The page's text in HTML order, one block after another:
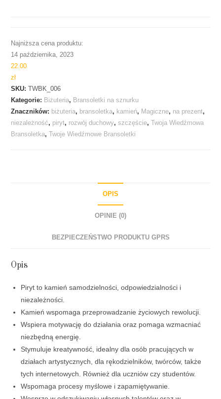
Najniższa cena produktu:
14 października, 2023
22.00
zł
SKU:TWBK_006
Kategorie: Biżuteria, Bransoletki na sznurku
Znaczników: biżuteria, bransoletka, kamień, Magiczne, na prezent,
niezależność, piryt, rozwój duchowy,szczęście,Twoja Wiedźmowa
Bransoletka,Twoje Wiedźmowe Bransoletki
OPIS
OPINIE (0)
BEZPIECZEŃSTWO PRODUKTU GPRS
Opis
Piryt to kamień samodzielności, odpowiedzialności i
niezależności.
Kamień wspomaga przeprowadzanie życiowych rewolucji.
Wspiera motywację do działania oraz pomaga wzmacniać
niezbędną energię.
Stymuluje kreatywność, idealny dla osób pracujących w
działach artystycznych, dla rękodzielników, twórców, także
tych internetowych. Również dla uczniów czy studentów.
Wspomaga procesy myślowe i zapamiętywanie.